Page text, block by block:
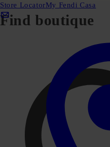
Store LocatorMy Fendi Casa
Find boutique